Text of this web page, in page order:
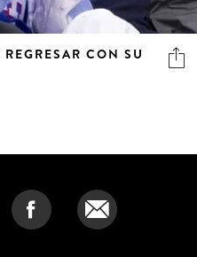
CON SU